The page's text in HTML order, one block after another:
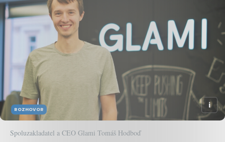
ROZHOVOR
Spoluzakladatel a CEO Glami Tomáš Hodboď